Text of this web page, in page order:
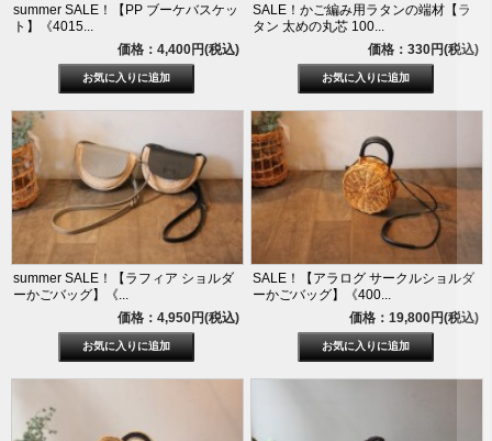
summer SALE！【PP ブーケバスケッ
ト】《4015...
価格：4,400円(税込)
SALE！かご編み用ラタンの端材【ラ
タン 太めの丸芯 100...
価格：330円(税込)
summer SALE！【ラフィア ショルダ
ーかごバッグ】《...
価格：4,950円(税込)
SALE！【アラログ サークルショルダ
ーかごバッグ】《400...
価格：19,800円(税込)